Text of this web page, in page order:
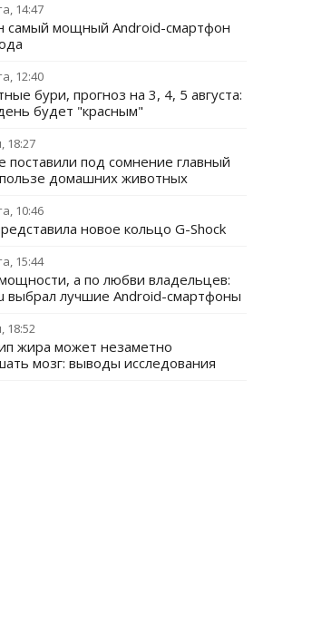
14:47
самый мощный Android-смартфон
12:40
бури, прогноз на 3, 4, 5 августа:
будет "красным"
18:27
поставили под сомнение главный
домашних животных
10:46
новое кольцо G-Shock
15:44
а по любви владельцев:
выбрал лучшие Android-смартфоны
18:52
жира может незаметно
мозг: выводы исследования